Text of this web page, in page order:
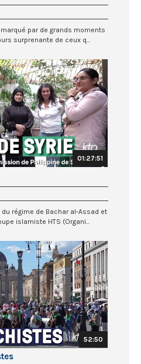
par de grands moments
surprenante de ceux q...
01:27:51
régime de Bachar al-Assad et
islamiste HTS (Organi...
52:50